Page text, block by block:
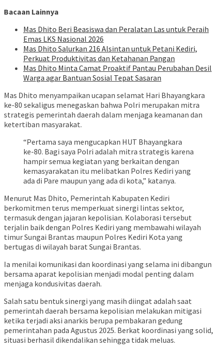
Bacaan Lainnya
Mas Dhito Beri Beasiswa dan Peralatan Las untuk Peraih
Emas LKS Nasional 2026
Mas Dhito Salurkan 216 Alsintan untuk Petani Kediri,
Perkuat Produktivitas dan Ketahanan Pangan
Mas Dhito Minta Camat Proaktif Pantau Perubahan Desil
Warga agar Bantuan Sosial Tepat Sasaran
Mas Dhito menyampaikan ucapan selamat Hari Bhayangkara
ke-80 sekaligus menegaskan bahwa Polri merupakan mitra
strategis pemerintah daerah dalam menjaga keamanan dan
ketertiban masyarakat.
“Pertama saya mengucapkan HUT Bhayangkara
ke-80. Bagi saya Polri adalah mitra strategis karena
hampir semua kegiatan yang berkaitan dengan
kemasyarakatan itu melibatkan Polres Kediri yang
ada di Pare maupun yang ada di kota,” katanya.
Menurut Mas Dhito, Pemerintah Kabupaten Kediri
berkomitmen terus memperkuat sinergi lintas sektor,
termasuk dengan jajaran kepolisian. Kolaborasi tersebut
terjalin baik dengan Polres Kediri yang membawahi wilayah
timur Sungai Brantas maupun Polres Kediri Kota yang
bertugas di wilayah barat Sungai Brantas.
Ia menilai komunikasi dan koordinasi yang selama ini dibangun
bersama aparat kepolisian menjadi modal penting dalam
menjaga kondusivitas daerah.
Salah satu bentuk sinergi yang masih diingat adalah saat
pemerintah daerah bersama kepolisian melakukan mitigasi
ketika terjadi aksi anarkis berupa pembakaran gedung
pemerintahan pada Agustus 2025. Berkat koordinasi yang solid,
situasi berhasil dikendalikan sehingga tidak meluas.